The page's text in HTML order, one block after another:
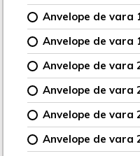
Anvelope de vara
Anvelope de vara
Anvelope de vara
Anvelope de vara
Anvelope de vara
Anvelope de vara